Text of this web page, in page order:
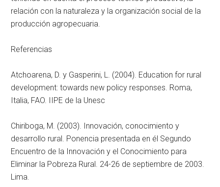
relación con la naturaleza y la organización social de la
producción agropecuaria.
Referencias
Atchoarena, D. y Gasperini, L. (2004). Education for rural
development: towards new policy responses. Roma,
Italia, FAO. IIPE de la Unesc
Chiriboga, M. (2003). Innovación, conocimiento y
desarrollo rural. Ponencia presentada en él Segundo
Encuentro de la Innovación y el Conocimiento para
Eliminar la Pobreza Rural. 24-26 de septiembre de 2003.
Lima.